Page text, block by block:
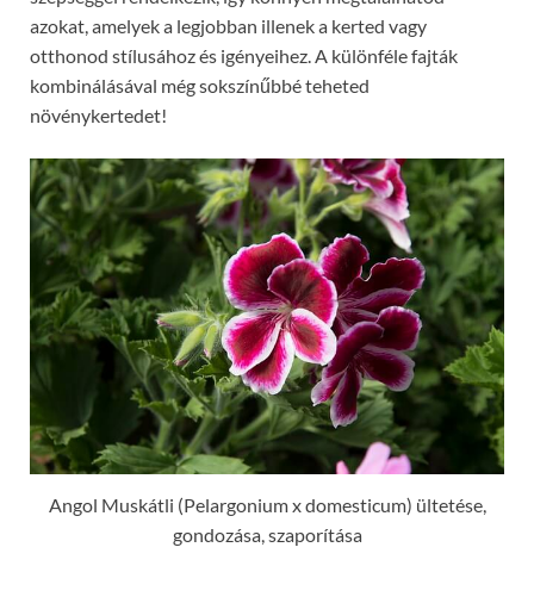
azokat, amelyek a legjobban illenek a kerted vagy
otthonod stílusához és igényeihez. A különféle fajták
kombinálásával még sokszínűbbé teheted
növénykertedet!
Angol Muskátli (Pelargonium x domesticum) ültetése,
gondozása, szaporítása